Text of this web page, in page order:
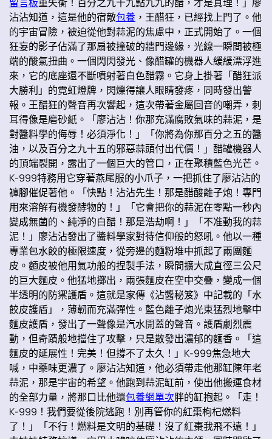
沾沾知道，這是他的宿敵包養 ，王醋狂，已經找上門了。他
的宇宙冒險，被迫從他對蒜泥的焦慮中，正式開始了。一個
狂妄的影子佔滿了那扇被撞破的牆門邊緣，光線一瞬間被極
端的酸氣扭曲。一個閃閃發光、像醋罐的機器人緩緩漂浮進
來，它的底座還不斷噴射著白色醋霧。它身上掛著「醋狂派
大勝利」的霓虹燈牌，閃爍得讓人眼睛發疼，同時發出警
報。王醋狂的聲音再次響起，這次帶著金屬回音的嘲弄，刺
耳得像是磨砂紙。「廖沾沾！你那充滿腐敗氣味的蒜泥，是
對醬料學的侮辱！必須淨化！」「你將為你那百分之五的醬
油，以及百分之九十五的邪惡蒜頭付出代價！」醋罐機器人
的頂端裂開，露出了一個巨大的管口，正在聚積藍色光芒。
K-999特務用它穿著燕尾服的小爪子，一把抓住了廖沾沾的
褲腳催促著他。「快點！沾沾先生！那是醋酸離子炮！專門
用來溶解有機發酵物的！」「它會把你的蒜泥在零點一秒內
變成無菌的、純淨的白醋！那是浩劫啊！」「不准動我的蒜
泥！」廖沾沾發出了醬料學家對待信仰般的怒吼。他以一種
專業包水餃的極限速度，從旁邊的麵粉堆中抓起了兩團麵
皮。麵皮被他用氣功般的捏製手法，瞬間擴大成直徑三公尺
的巨大麵皮。他猛地擲出，兩張麵皮在空中交疊，變成一個
半透明的防禦護盾。這就是家傳《沾醬秘笈》中記載的「水
餃皮護盾」，薄韌而充滿彈性。藍色離子炮光束猛烈地擊中
麵皮護盾，發出了一聲像是汽水開蓋的聲音。護盾劇烈震
動，但奇蹟般地擋住了攻擊，只是散發出濃郁的麵香。「這
麵皮的延展性！完美！但撐不了太久！」K-999焦急地大
喊，中藥味更濃了。廖沾沾知道，他必須帶走他那缸陳年老
蒜泥，那是宇宙的希望。他跑到蒜泥缸前，使出他搬運食材
的全部力量，將那口比他還包養網單次胖的缸抱起。「走！
K-999！我們要從後院逃跑！別再管你的紅棗枸杞燃料
了！」「不行！燃料是文明的基礎！沒了紅棗我飛不遠！」